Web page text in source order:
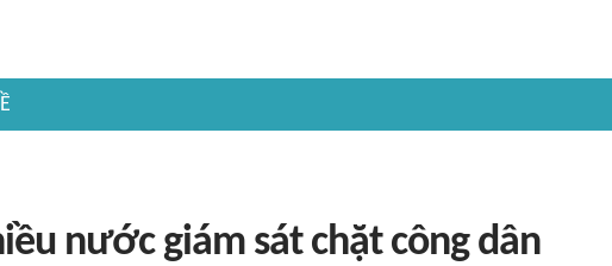
nước giám sát chặt công dân